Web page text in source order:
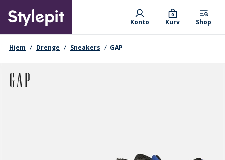
main
content
Primary departments
Konto Kurv
0
Shop
navigationssti
Hjem Drenge Sneakers GAP